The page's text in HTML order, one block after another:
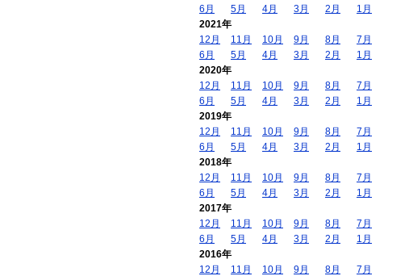
6月
5月 4月 3月 2月
1月
2021年
12月
11月 10月 9月 8月
7月
6月
5月 4月 3月 2月
1月
2020年
12月
11月 10月 9月 8月
7月
6月
5月 4月 3月 2月
1月
2019年
12月
11月 10月 9月 8月
7月
6月
5月 4月 3月 2月
1月
2018年
12月
11月 10月 9月 8月
7月
6月
5月 4月 3月 2月
1月
2017年
12月
11月 10月 9月 8月
7月
6月
5月 4月 3月 2月
1月
2016年
12月
11月 10月 9月 8月
7月